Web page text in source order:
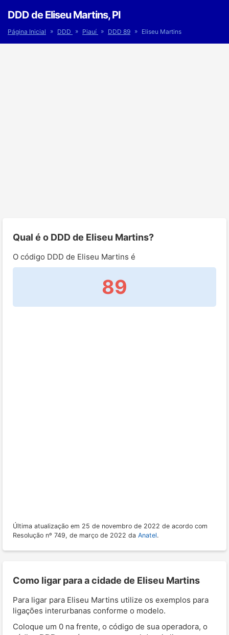
DDD de Eliseu Martins, PI
Página Inicial » DDD » Piauí » DDD 89 » Eliseu Martins
Qual é o DDD de Eliseu Martins?
O código DDD de Eliseu Martins é
89
Última atualização em 25 de novembro de 2022 de acordo com
Resolução nº 749, de março de 2022 da Anatel.
Como ligar para a cidade de Eliseu Martins
Para ligar para Eliseu Martins utilize os exemplos para
ligações interurbanas conforme o modelo.
Coloque um 0 na frente, o código de sua operadora, o